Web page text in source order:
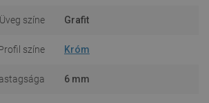
Üveg színe Grafit
színe Króm
6 mm